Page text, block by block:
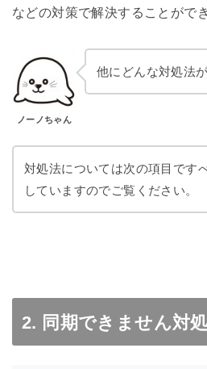
などの対策で解決することがで
ノーノちゃん
他にどんな対処法
対処法については次の項目です
していますのでご覧ください。
2. 同期できません対